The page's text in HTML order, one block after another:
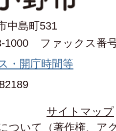
中島町531
1000
ファックス番
・開庁時間等
サイトマップ
ついて（著作権、ア